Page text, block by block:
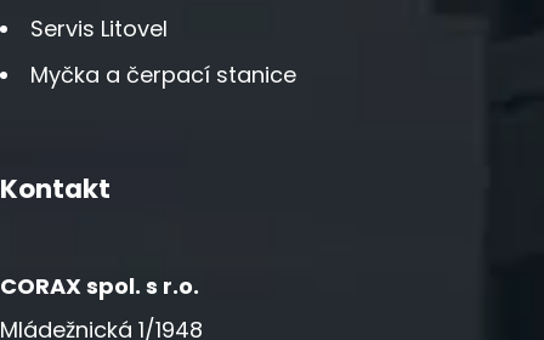
Servis Litovel
Myčka a čerpací stanice
Kontakt
CORAX spol. s r.o.
Mládežnická 1/1948